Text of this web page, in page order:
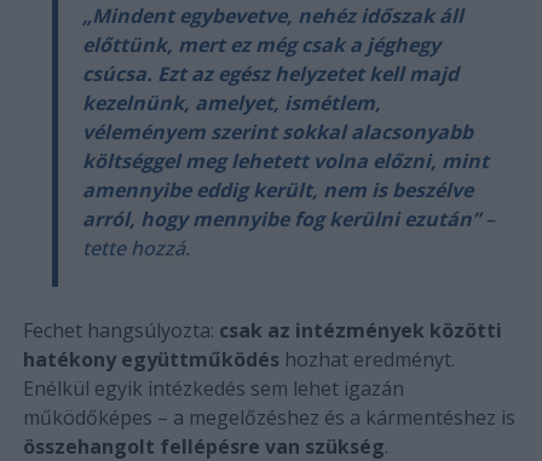
„Mindent egybevetve, nehéz időszak áll
előttünk, mert ez még csak a jéghegy
csúcsa. Ezt az egész helyzetet kell majd
kezelnünk, amelyet, ismétlem,
véleményem szerint sokkal alacsonyabb
költséggel meg lehetett volna előzni, mint
amennyibe eddig került, nem is beszélve
arról, hogy mennyibe fog kerülni ezután”–
tette hozzá.
Fechet hangsúlyozta: csak az intézmények közötti
hatékony együttműködéshozhat eredményt.
Enélkül egyik intézkedés sem lehet igazán
működőképes – a megelőzéshez és a kármentéshez is
összehangolt fellépésre van szükség.